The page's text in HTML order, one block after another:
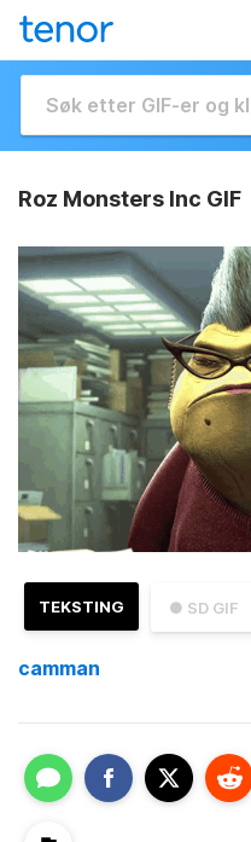
Roz Monsters Inc GIF
● SD GIF
TEKSTING
camman